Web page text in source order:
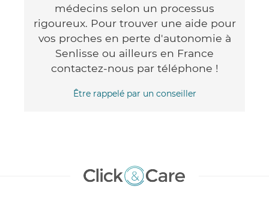
médecins selon un processus
rigoureux. Pour trouver une aide pour
vos proches en perte d'autonomie à
Senlisse ou ailleurs en France
contactez-nous par téléphone !
Être rappelé par un conseiller